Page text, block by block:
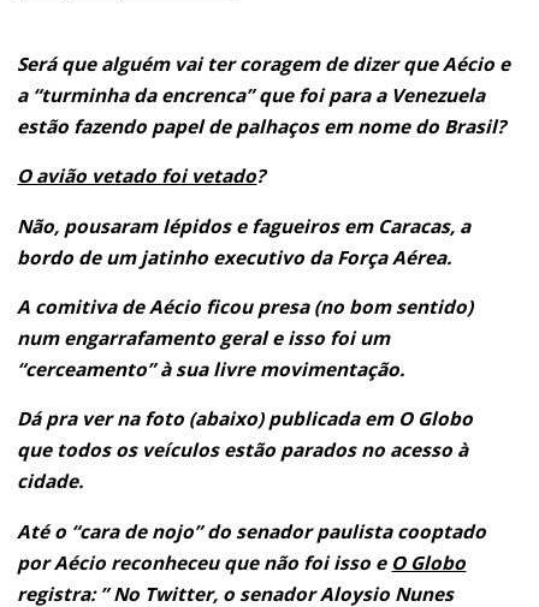
Será que alguém vai ter coragem de dizer que Aécio e
a “turminha da encrenca” que foi para a Venezuela
estão fazendo papel de palhaços em nome do Brasil?
O avião vetado foi vetado?
Não, pousaram lépidos e fagueiros em Caracas, a
bordo de um jatinho executivo da Força Aérea.
A comitiva de Aécio ficou presa (no bom sentido)
num engarrafamento geral e isso foi um
“cerceamento” à sua livre movimentação.
Dá pra ver na foto (abaixo) publicada em O Globo
que todos os veículos estão parados no acesso à
cidade.
Até o “cara de nojo” do senador paulista cooptado
por Aécio reconheceu que não foi isso e O Globo
registra: ” No Twitter, o senador Aloysio Nunes